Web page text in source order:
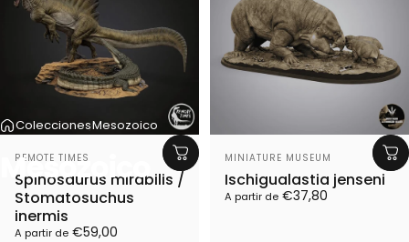
ColeccionesMesozoico
Mesozoico
Proveedor:
REMOTE TIMES
Spinosaurus mirabilis /
Stomatosuchus
inermis
A partir de €59,00
Proveedor:
MINIATURE MUSEUM
Ischigualastia jenseni
A partir de €37,80